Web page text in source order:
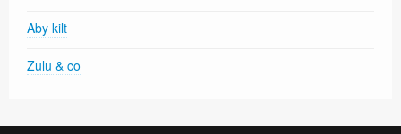
Aby kilt
Zulu & co